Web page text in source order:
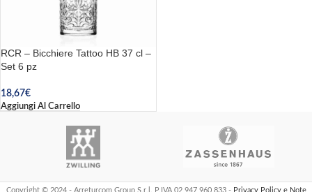
RCR – Bicchiere Tattoo HB 37 cl –
Set 6 pz
18,67€
Aggiungi Al Carrello
Copyright © 2024 - Arreturcom Group S.r.l. P.IVA 02 947 960 833 - Privacy Policy e Note